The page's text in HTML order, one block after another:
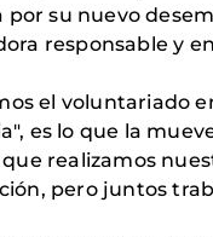
por su nuevo
responsable y
el voluntariado
es lo que la
realizamos
pero juntos